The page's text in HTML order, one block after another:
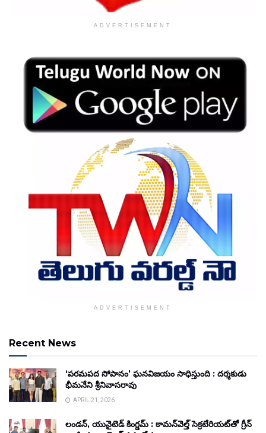
ADVERTISEMENT
ADVERTISEMENT
Recent News
‘పరమపద సోపానం’ ఘనవిజయం సాధిస్తుంది : దర్శకుడు
భీమనేని శ్రీనివాసరావు
APRIL 21, 2026
లండన్, యునైటెడ్ కింగ్డమ్ : కామన్‌వెల్త్ సెక్రటేరియట్‌తో గ్రీన్